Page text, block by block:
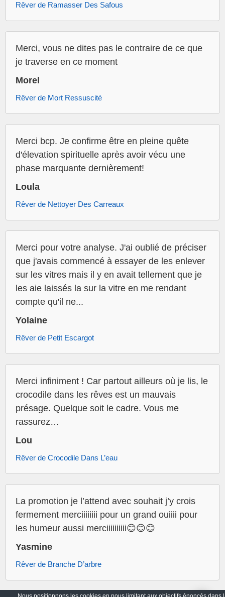
Rêver de Ramasser Des Safous
Merci, vous ne dites pas le contraire de ce que
je traverse en ce moment
Morel
Rêver de Mort Ressuscité
Merci bcp. Je confirme être en pleine quête
d'élevation spirituelle après avoir vécu une
phase marquante dernièrement!
Loula
Rêver de Nettoyer Des Carreaux
Merci pour votre analyse. J'ai oublié de préciser
que j'avais commencé à essayer de les enlever
sur les vitres mais il y en avait tellement que je
les aie laissés la sur la vitre en me rendant
compte qu'il ne...
Yolaine
Rêver de Petit Escargot
Merci infiniment ! Car partout ailleurs où je lis, le
crocodile dans les rêves est un mauvais
présage. Quelque soit le cadre. Vous me
rassurez…
Lou
Rêver de Crocodile Dans L’eau
La promotion je l’attend avec souhait j’y crois
fermement merciiiiiiii pour un grand ouiiii pour
les humeur aussi merciiiiiiiiii😊😊😊
Yasmine
Rêver de Branche D’arbre